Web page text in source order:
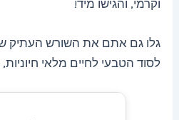
וקרמי, והגישו מיד!
גלו גם אתם את השורש העתיק
לסוד הטבעי לחיים מלאי